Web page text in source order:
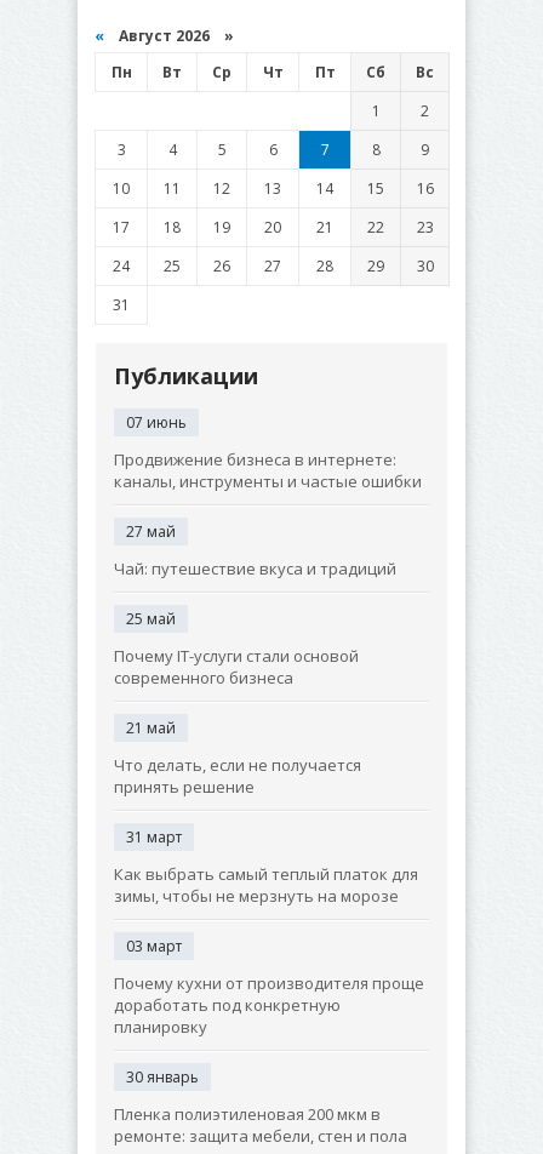
« Август 2026 »
Пн
Вт Ср Чт Пт Сб
Вс
1
2
3
4 5 6 7 8
9
10
11 12 13 14 15
16
17
18 19 20 21 22
23
24
25 26 27 28 29
30
31
Публикации
07 июнь
Продвижение бизнеса в интернете:
каналы, инструменты и частые ошибки
27 май
Чай: путешествие вкуса и традиций
25 май
Почему IT-услуги стали основой
современного бизнеса
21 май
Что делать, если не получается
принять решение
31 март
Как выбрать самый теплый платок для
зимы, чтобы не мерзнуть на морозе
03 март
Почему кухни от производителя проще
доработать под конкретную
планировку
30 январь
Пленка полиэтиленовая 200 мкм в
ремонте: защита мебели, стен и пола